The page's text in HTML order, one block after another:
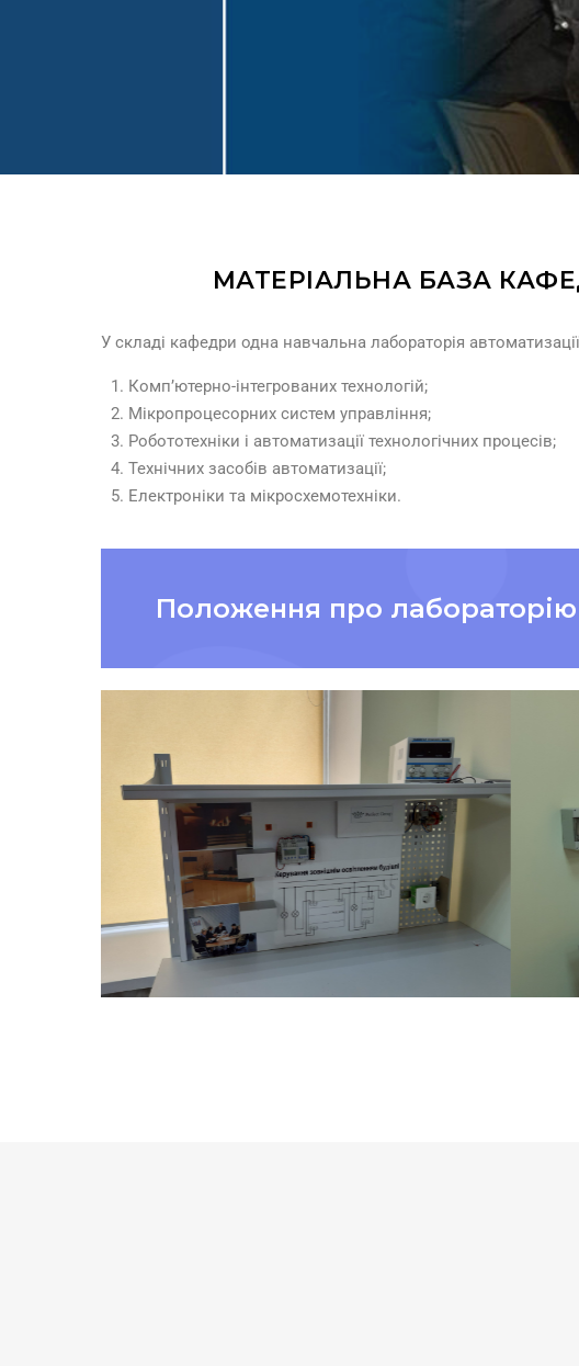
МАТЕРІАЛЬНА БАЗА
У складі кафедри одна навчальна лабораторія
Комп’ютерно-інтегрованих технологій;
Мікропроцесорних систем управління;
Робототехніки і автоматизації технологічних процесів;
Технічних засобів автоматизації;
Електроніки та мікросхемотехніки.
Положення про лабораторію